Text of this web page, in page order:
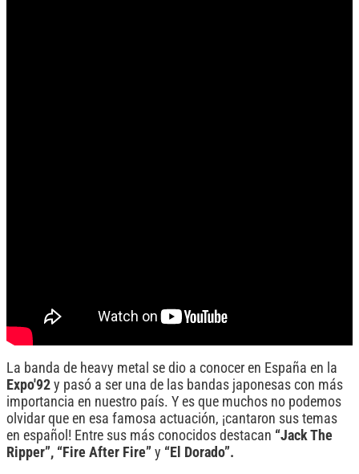
La banda de heavy metal se dio a conocer en España en la
Expo'92 y pasó a ser una de las bandas japonesas con más
importancia en nuestro país. Y es que muchos no podemos
olvidar que en esa famosa actuación, ¡cantaron sus temas
en español! Entre sus más conocidos destacan “Jack The
Ripper”, “Fire After Fire” y “El Dorado”.